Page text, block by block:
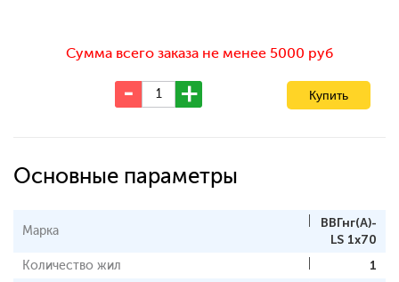
Сумма всего заказа не менее 5000 руб
Основные параметры
Марка
ВВГнг(А)-
LS 1х70
Количество жил
1